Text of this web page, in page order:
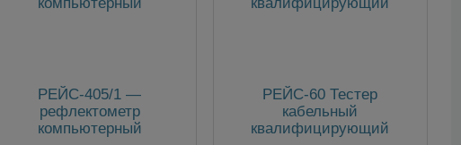
РЕЙС-405/1 —
рефлектометр
компьютерный
РЕЙС-60 Тестер
кабельный
квалифицирующий